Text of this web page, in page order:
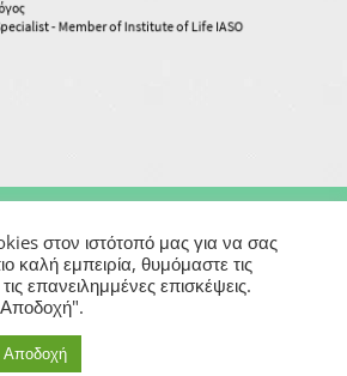
Verigakis| All Rights Reserved
| Χειρουργός | Εξωσωματική
στον ιστότοπό μας για να σας
καλή εμπειρία, θυμόμαστε τις
επανειλημμένες επισκέψεις.
Αποδοχή